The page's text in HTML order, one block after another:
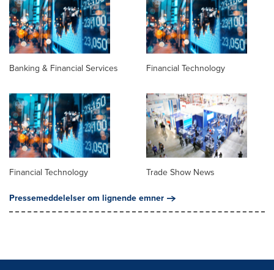
Banking & Financial Services Financial Technology
Financial Technology
Trade Show News
Pressemeddelelser om lignende emner